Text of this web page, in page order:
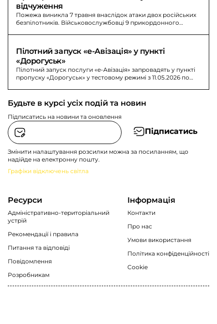
відчуження
Пожежа виникла 7 травня внаслідок атаки двох російських
безпілотників. Військовослужбовці 9 прикордонного
Пілотний запуск «е-Авізація» у пункті
«Дорогуськ»
Пілотний запуск послуги «е-Авізація» запровадять у пункті
пропуску «Дорогуськ» у тестовому режимі з 11.05.2026 по
Будьте в курсі усіх подій та новин
Підписатись на новини та оновлення
Підписатись
Змінити налаштування розсилки можна за посиланням, що
надійде на електронну пошту.
Графіки відключень світла
Ресурси
Адміністративно-територіальний
устрій
Рекомендації i правила
Питання та відповіді
Повідомлення
Розробникам
Інформація
Контакти
Про нас
Умови використання
Політика конфіденційності
Cookie